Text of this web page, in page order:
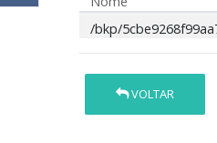
/bkp/
VOLTAR